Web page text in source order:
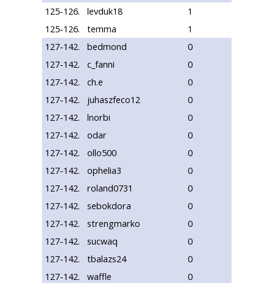
125-126.
levduk18
1
125-126.
temma
1
127-142.
bedmond
0
127-142.
c_fanni
0
127-142.
ch.e
0
127-142.
juhaszfeco12
0
127-142.
lnorbi
0
127-142.
odar
0
127-142.
ollo500
0
127-142.
ophelia3
0
127-142.
roland0731
0
127-142.
sebokdora
0
127-142.
strengmarko
0
127-142.
sucwaq
0
127-142.
tbalazs24
0
127-142.
waffle
0